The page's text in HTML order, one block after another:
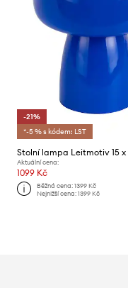
-21%
*-5 % s kódem: LST
Stolní lampa Leitmotiv 15 x
Aktuální cena:
1099 Kč
Běžná cena:1399 Kč
Nejnižší cena:1399 Kč